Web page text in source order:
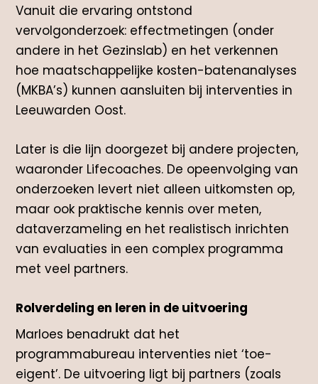
Vanuit die ervaring ontstond
vervolgonderzoek: effectmetingen (onder
andere in het Gezinslab) en het verkennen
hoe maatschappelijke kosten-batenanalyses
(MKBA’s) kunnen aansluiten bij interventies in
Leeuwarden Oost.
Later is die lijn doorgezet bij andere projecten,
waaronder Lifecoaches. De opeenvolging van
onderzoeken levert niet alleen uitkomsten op,
maar ook praktische kennis over meten,
dataverzameling en het realistisch inrichten
van evaluaties in een complex programma
met veel partners.
Rolverdeling en leren in de uitvoering
Marloes benadrukt dat het
programmabureau interventies niet ‘toe-
eigent’. De uitvoering ligt bij partners (zoals